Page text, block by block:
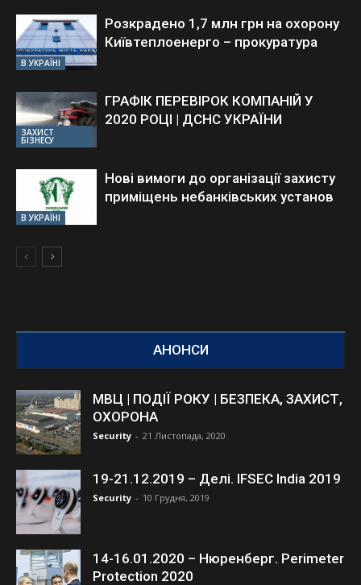
В УКРАЇНІ
Розкрадено 1,7 млн грн на охорону
Київтеплоенерго – прокуратура
ЗАХИСТ
БІЗНЕСУ
ГРАФІК ПЕРЕВІРОК КОМПАНІЙ У
2020 РОЦІ | ДСНС УКРАЇНИ
В УКРАЇНІ
Нові вимоги до організації захисту
приміщень небанківських установ
АНОНСИ
МВЦ | ПОДІЇ РОКУ | БЕЗПЕКА, ЗАХИСТ,
ОХОРОНА
Security - 21 Листопада, 2020
19-21.12.2019 – Делі. IFSEC India 2019
Security - 10 Грудня, 2019
14-16.01.2020 – Нюренберг. Perimeter
Protection 2020